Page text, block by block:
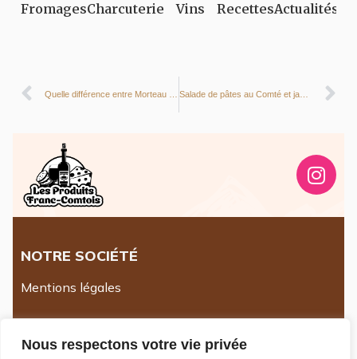
Nous respectons votre vie privée
FromagesCharcuterie Vins RecettesActualités
Salade de pâtes au Comté et jambon fumé : la recette de l’été
NOTRE SOCIÉTÉ
Mentions légales
INFORMATIONS